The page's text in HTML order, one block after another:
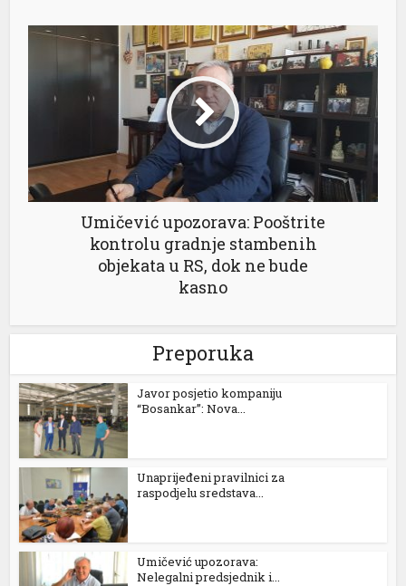
Umičević upozorava: Pooštrite
kontrolu gradnje stambenih
objekata u RS, dok ne bude
kasno
Preporuka
Javor posjetio kompaniju
“Bosankar”: Nova...
Unaprijeđeni pravilnici za
raspodjelu sredstava...
Umičević upozorava:
Nelegalni predsjednik i...